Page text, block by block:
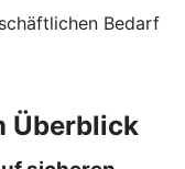
Bedarf
Überblick